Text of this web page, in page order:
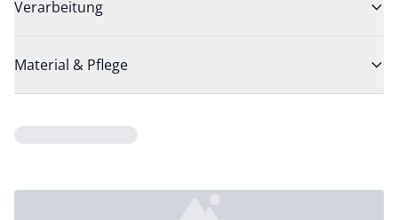
Verarbeitung
Material & Pflege